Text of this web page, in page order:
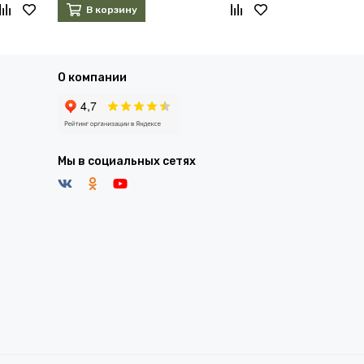
В корзину
О компании
Мы в социальных сетях